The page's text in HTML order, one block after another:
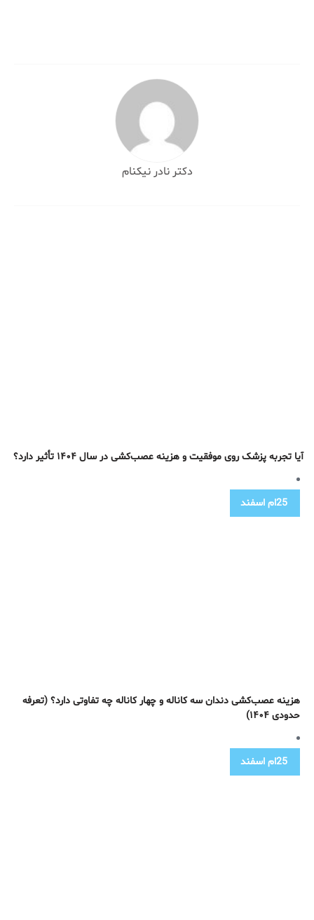
دکتر نادر نیکنام
آیا تجربه پزشک روی موفقیت و هزینه عصب‌کشی در سال ۱۴۰۴ تأثیر دارد؟
25ام اسفند
هزینه عصب‌کشی دندان سه کاناله و چهار کاناله چه تفاوتی دارد؟ (تعرفه
حدودی ۱۴۰۴)
25ام اسفند